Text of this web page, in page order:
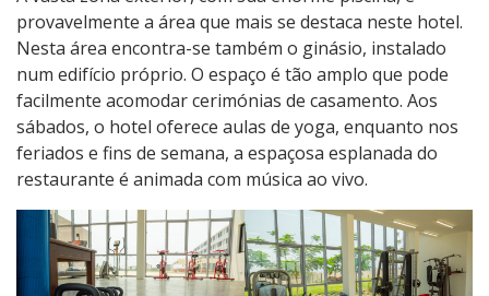
provavelmente a área que mais se destaca neste hotel.
Nesta área encontra-se também o ginásio, instalado
num edifício próprio. O espaço é tão amplo que pode
facilmente acomodar cerimónias de casamento. Aos
sábados, o hotel oferece aulas de yoga, enquanto nos
feriados e fins de semana, a espaçosa esplanada do
restaurante é animada com música ao vivo.